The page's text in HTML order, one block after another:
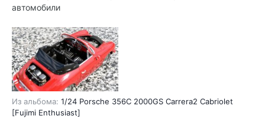
автомобили
Из альбома: 1/24 Porsche 356C 2000GS Carrera2 Cabriolet
[Fujimi Enthusiast]